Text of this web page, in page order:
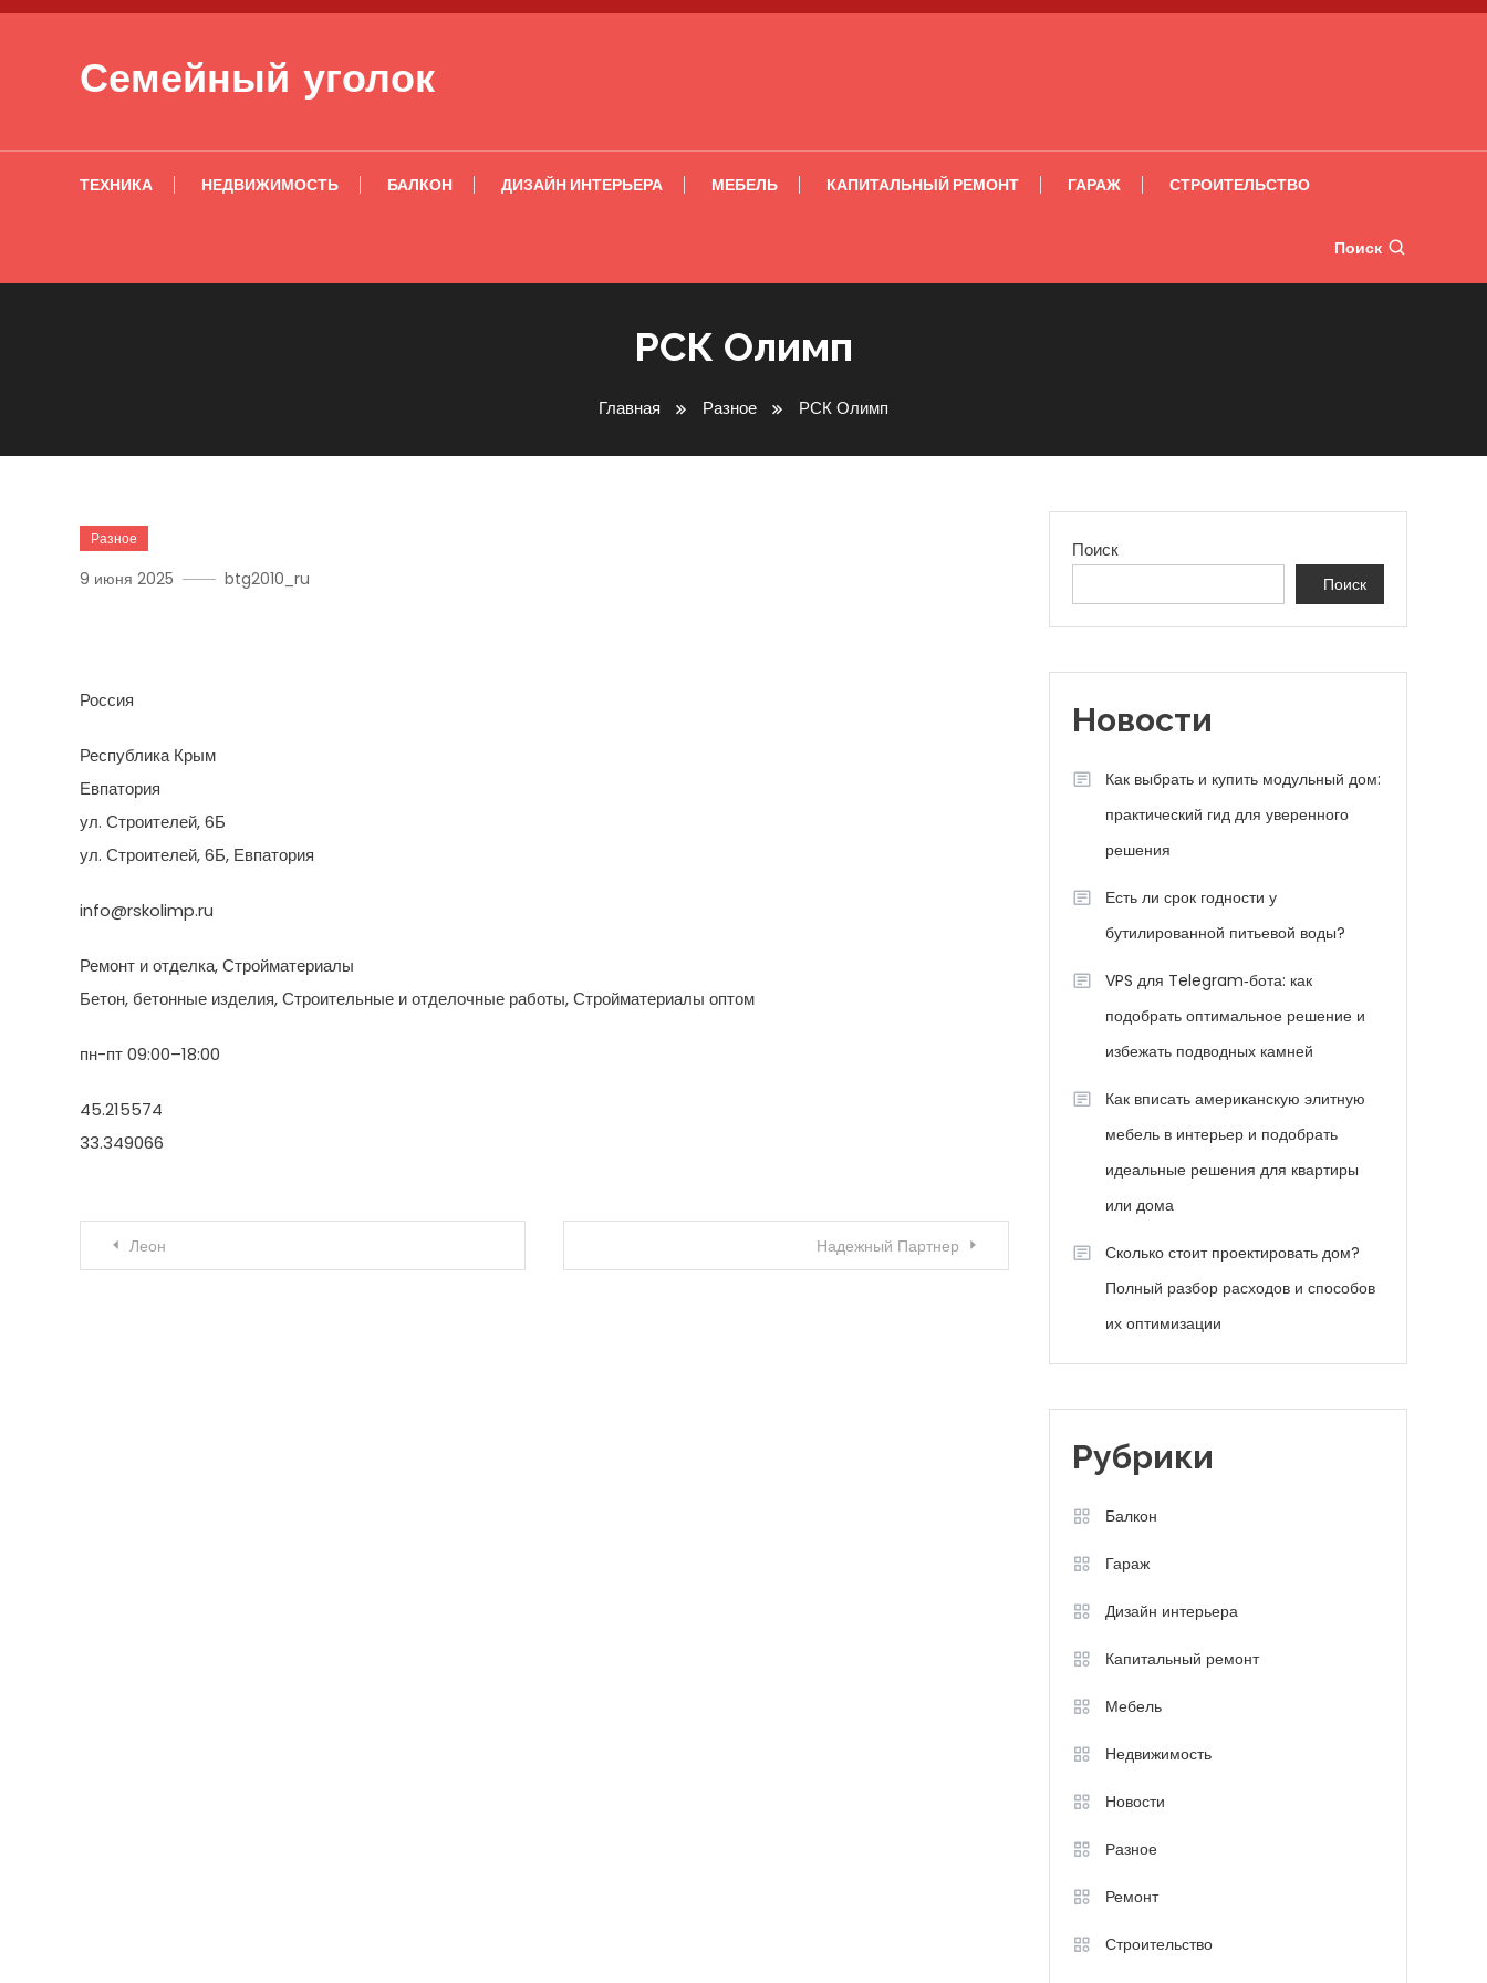
Перейти к содержимому
Семейный уголок
ТЕХНИКА НЕДВИЖИМОСТЬ БАЛКОН ДИЗАЙН ИНТЕРЬЕРА МЕБЕЛЬ КАПИТАЛЬНЫЙ РЕМОНТ ГАРАЖ СТРОИТЕЛЬСТВО
Поиск
РСК Олимп
Главная Разное РСК Олимп
Разное
9 июня 2025 btg2010_ru
Россия
Республика Крым
Евпатория
ул. Строителей, 6Б
ул. Строителей, 6Б, Евпатория
info@rskolimp.ru
Ремонт и отделка, Стройматериалы
Бетон, бетонные изделия, Строительные и отделочные работы, Стройматериалы оптом
пн-пт 09:00–18:00
45.215574
33.349066
Навигация по записям
Леон Надежный Партнер
Поиск
Поиск
Новости
Как выбрать и купить модульный дом:
практический гид для уверенного
решения
Есть ли срок годности у
бутилированной питьевой воды?
VPS для Telegram‑бота: как
подобрать оптимальное решение и
избежать подводных камней
Как вписать американскую элитную
мебель в интерьер и подобрать
идеальные решения для квартиры
или дома
Сколько стоит проектировать дом?
Полный разбор расходов и способов
их оптимизации
Рубрики
Балкон
Гараж
Дизайн интерьера
Капитальный ремонт
Мебель
Недвижимость
Новости
Разное
Ремонт
Строительство